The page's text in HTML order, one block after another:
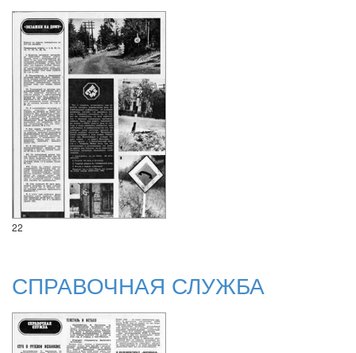
22
СПРАВОЧНАЯ СЛУЖБА